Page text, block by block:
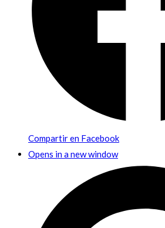
Compartir en Facebook
Opens in a new window